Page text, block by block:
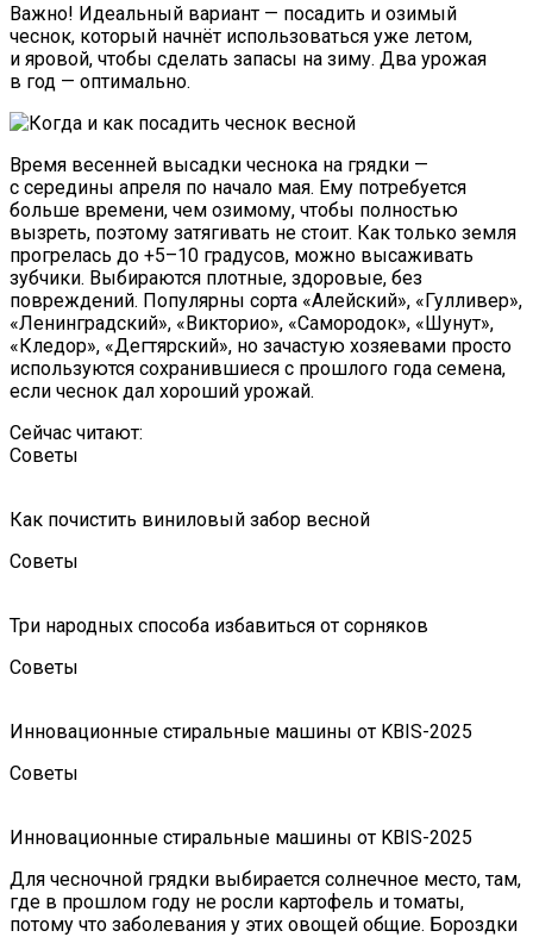
Важно! Идеальный вариант — посадить и озимый
чеснок, который начнёт использоваться уже летом,
и яровой, чтобы сделать запасы на зиму. Два урожая
в год — оптимально.
Время весенней высадки чеснока на грядки —
с середины апреля по начало мая. Ему потребуется
больше времени, чем озимому, чтобы полностью
вызреть, поэтому затягивать не стоит. Как только земля
прогрелась до +5–10 градусов, можно высаживать
зубчики. Выбираются плотные, здоровые, без
повреждений. Популярны сорта «Алейский», «Гулливер»,
«Ленинградский», «Викторио», «Самородок», «Шунут»,
«Кледор», «Дегтярский», но зачастую хозяевами просто
используются сохранившиеся с прошлого года семена,
если чеснок дал хороший урожай.
Сейчас читают:
Советы
Как почистить виниловый забор весной
Советы
Три народных способа избавиться от сорняков
Советы
Инновационные стиральные машины от KBIS-2025
Советы
Инновационные стиральные машины от KBIS-2025
Для чесночной грядки выбирается солнечное место, там,
где в прошлом году не росли картофель и томаты,
потому что заболевания у этих овощей общие. Бороздки